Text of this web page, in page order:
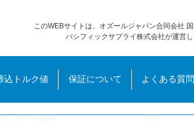
このWEBサイトは、オズールジャパン合同会社
パシフィックサプライ株式会社が運営し
込トルク値 保証について よくある質問